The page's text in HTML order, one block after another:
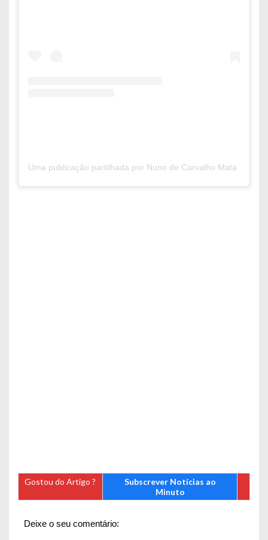
Uma publicação partilhada por Nuno de Carvalho Mata
Gostou do Artigo ?
Subscrever Notícias ao
Minuto
Deixe o seu comentário: